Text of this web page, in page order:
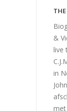
&
live
in